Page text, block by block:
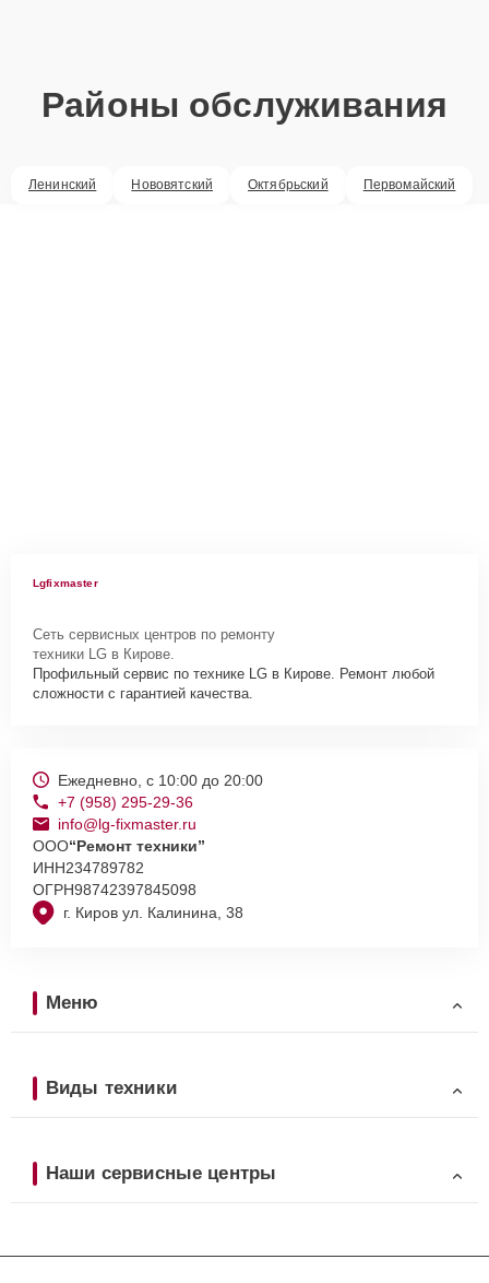
Районы обслуживания
Ленинский Нововятский Октябрьский Первомайский
Lgfixmaster
Сеть сервисных центров по ремонту
техники LG в Кирове.
Профильный сервис по технике LG в Кирове. Ремонт любой
сложности с гарантией качества.
г. Киров ул. Калинина, 38
Ежедневно, с 10:00 до 20:00
+7 (958) 295-29-36
info@lg-fixmaster.ru
ООО“Ремонт техники”
ИНН234789782
ОГРН98742397845098
Меню
Виды техники
Наши сервисные центры